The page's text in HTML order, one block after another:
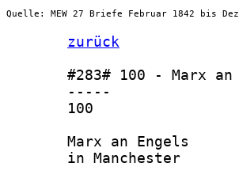
Quelle: MEW 27 Briefe Februar 1842 bis
zurück
#283# 100 - Marx
       -----
       100
       Marx an Engels
       in Manchester